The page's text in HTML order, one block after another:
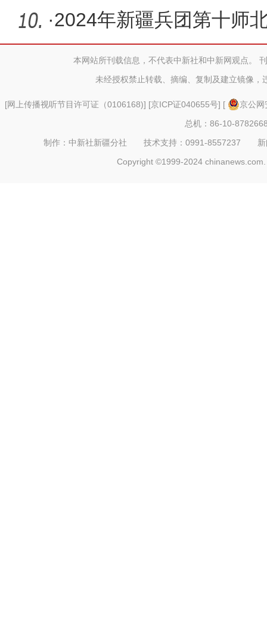
火热
·2024年新疆兵团第十师
活动启动
本网站所刊载信息，不代表中新社和中新网观点。
未经授权禁止转载、摘编、复制及建立镜像，
[网上传播视听节目许可证（0106168)] [京ICP证040655号] [
京公
总机：86-10-
制作：中新社新疆分社 技术支持：0991-8557237
Copyright ©1999-2024